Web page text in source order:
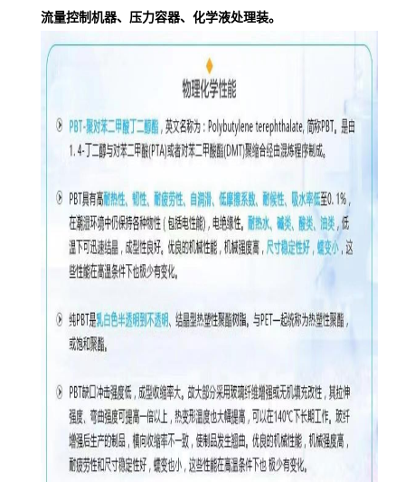
流量控制机器、压力容器、化学液处理装。